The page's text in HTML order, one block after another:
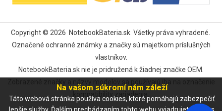
Copyright © 2026 NotebookBateria.skVšetky práva vyhradené.
Označené ochranné známky a značky sú majetkom príslušných
vlastníkov.
NotebookBateria.sk nie je pridružená k žiadnej značke OEM.
kompatibility zariadenia.
Na vašom súkromí nám záleží
Táto webová stránka používa cookies, ktoré pomáhajú zabezpečiť